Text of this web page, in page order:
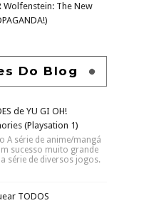
Wolfenstein: The New
Do Blog
de YU GI OH!
(Playsation 1)
A série de anime/mangá
sucesso muito grande
série de diversos jogos.
TODOS